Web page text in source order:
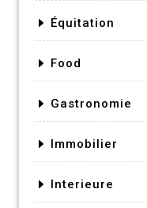
Équitation
Food
Gastronomie
Immobilier
Interieure